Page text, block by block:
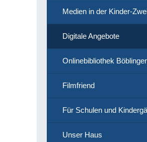
Medien in der Kinder-
Digitale Angebote
Onlinebibliothek
Filmfriend
Für Schulen und
Unser Haus